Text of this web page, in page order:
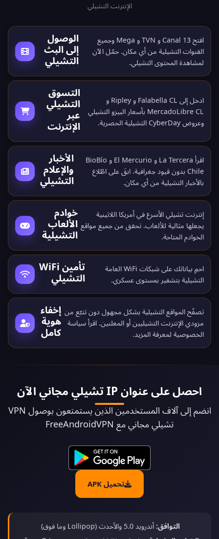
الإنترنت التشيلي
الوصول
إلى البث
التشيلي
افتح Canal 13 و TVN و Mega وجميع
القنوات التشيلية من أي مكان. حمّل الآن
لمشاهدة المحتوى التشيلي.
التسوق
التشيلي
عبر
الإنترنت
ادخل إلى Falabella CL و Ripley و
MercadoLibre CL بأسعار البيزو التشيلي
وعروض CyberDay التشيلية الحصرية.
الأخبار
والإعلام
التشيلي
اقرأ La Tercera و El Mercurio و BioBío
Chile بدون قيود جغرافية. ابقَ على اطّلاع
بالأخبار التشيلية من أي مكان.
خوادم
الألعاب
التشيلية
إنترنت تشيلي الأسرع في أمريكا اللاتينية
يجعلها مثالية للألعاب. تحقق من جميع مواقع
الخوادم المتاحة.
تأمين WiFi
التشيلي
احمِ بياناتك على شبكات WiFi العامة
التشيلية بتشفير بمستوى عسكري.
إخفاء
هوية
كامل
تصفّح المواقع التشيلية بشكل مجهول دون تتبّع من
مزودي الإنترنت التشيليين أو المعلنين. اقرأ سياسة
الخصوصية لمعرفة المزيد.
احصل على عنوان IP تشيلي مجاني الآن
انضم إلى آلاف المستخدمين الذين يستمتعون بوصول VPN
تشيلي مجاني مع FreeAndroidVPN
تحميل APK
التوافق: أندرويد 5.0 والأحدث (Lollipop وما فوق)